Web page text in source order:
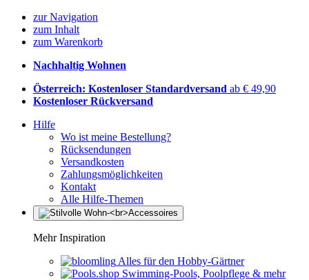
zur Navigation
zum Inhalt
zum Warenkorb
Nachhaltig Wohnen
Österreich: Kostenloser Standardversand ab € 49,90
Kostenloser Rückversand
Hilfe
Wo ist meine Bestellung?
Rücksendungen
Versandkosten
Zahlungsmöglichkeiten
Kontakt
Alle Hilfe-Themen
Mehr Inspiration
Alles für den Hobby-Gärtner
Swimming-Pools, Poolpflege & mehr